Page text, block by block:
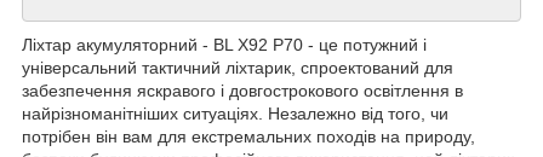
Ліхтар акумуляторний - BL X92 P70 - це потужний і
універсальний тактичний ліхтарик, спроектований для
забезпечення яскравого і довгострокового освітлення в
найрізноманітніших ситуаціях. Незалежно від того, чи
потрібен він вам для екстремальних походів на природу,